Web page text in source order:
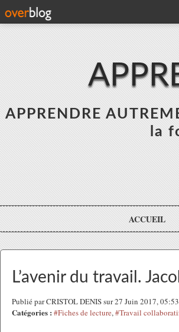
APPRENDRE
la
ACCUEIL
L’avenir du travail.
Publié par CRISTOL DENIS sur 27 Juin 2017,
Catégories : #Fiches de lecture,#Travail